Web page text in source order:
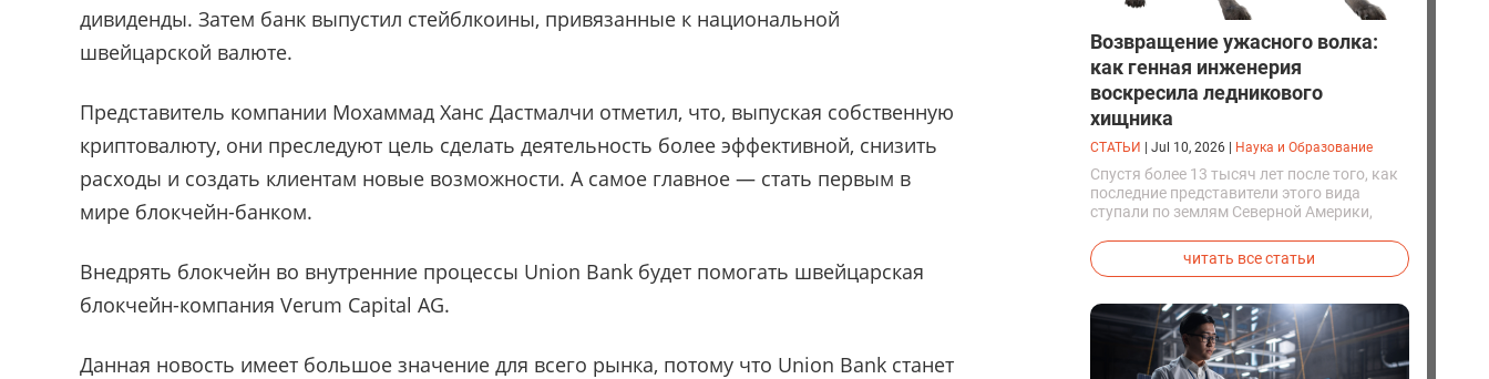
дивиденды. Затем банк выпустил стейблкоины, привязанные к национальной
швейцарской валюте.
Представитель компании Мохаммад Ханс Дастмалчи отметил, что, выпуская собственную
криптовалюту, они преследуют цель сделать деятельность более эффективной, снизить
расходы и создать клиентам новые возможности. А самое главное — стать первым в
мире блокчейн-банком.
Внедрять блокчейн во внутренние процессы Union Bank будет помогать швейцарская
блокчейн-компания Verum Capital AG.
Данная новость имеет большое значение для всего рынка, потому что Union Bank станет
Возвращение ужасного волка:
как генная инженерия
воскресила ледникового
хищника
СТАТЬИ Jul 10, 2026 Наука и Образование
Спустя более 13 тысяч лет после того, как
последние представители этого вида
ступали по землям Северной Америки,
вывели первых генетически
модифицированных щенков с фенотипом
читать все статьи